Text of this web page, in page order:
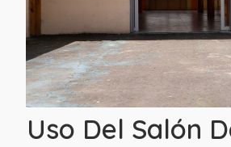
Uso Del Salón